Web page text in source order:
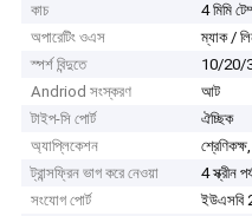
কাচ
4 মিমি
অপারেটিং ওএস
ম্যাক /
স্পর্শ বিন্দুতে
10/20/
Andriod সংস্করণ
আট
টাইপ-সি পোর্ট
ঐচ্ছিক
অ্যাপ্লিকেশন
ট্রান্সফ্রিন ভাগ করে নেওয়া
4 স্ক্রীন
সংযোগ পোর্ট
ইউএসবি